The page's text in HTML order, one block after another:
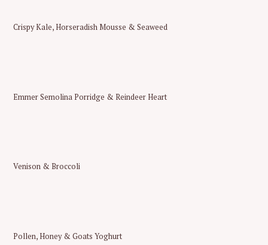
Crispy Kale, Horseradish Mousse & Seaweed
Emmer Semolina Porridge & Reindeer Heart
Venison & Broccoli
Pollen, Honey & Goats Yoghurt